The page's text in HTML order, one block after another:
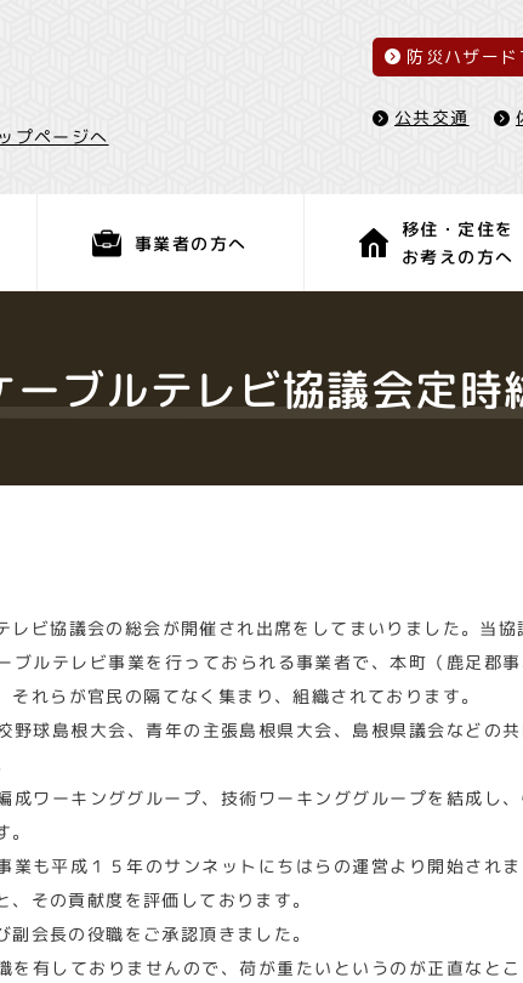
プページへ
防災ハザード
公共交通
事業者の方へ
移住・定住を
お考えの方へ
ーブルテレビ協議会定時
レビ協議会の総会が開催され出席をしてまいりました。当協
ブルテレビ事業を行っておられる事業者で、本町（鹿足郡
れらが官民の隔てなく集まり、組織されております。
野球島根大会、青年の主張島根県大会、島根県議会などの
成ワーキンググループ、技術ワーキンググループを結成し
業も平成１５年のサンネットにちはらの運営より開始され
その貢献度を評価しております。
会長の役職をご承認頂きました。
を有しておりませんので、荷が重たいというのが正直なと